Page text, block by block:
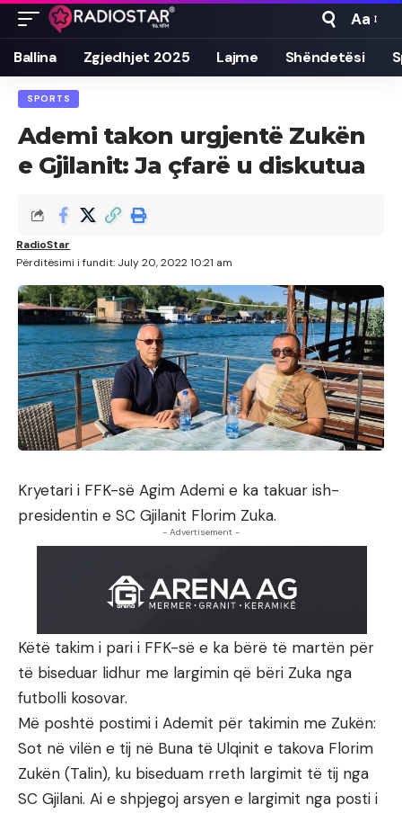
Font
Resizer
Aa
Ballina Zgjedhjet 2025 Lajme Shëndetësi
SPORTS
Ademi takon urgjentë Zukën
e Gjilanit: Ja çfarë u diskutua
Përditësimi i fundit: July 20, 2022 10:21 am
RadioStar
Kryetari i FFK-së Agim Ademi e ka takuar ish-
presidentin e SC Gjilanit Florim Zuka.
- Advertisement -
Këtë takim i pari i FFK-së e ka bërë të martën për
të biseduar lidhur me largimin që bëri Zuka nga
futbolli kosovar.
Më poshtë postimi i Ademit për takimin me Zukën:
Sot në vilën e tij në Buna të Ulqinit e takova Florim
Zukën (Talin), ku biseduam rreth largimit të tij nga
SC Gjilani. Ai e shpjegoj arsyen e largimit nga posti i